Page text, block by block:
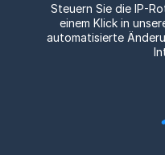
Steuern Sie die IP-
einem Klick in
automatisierte